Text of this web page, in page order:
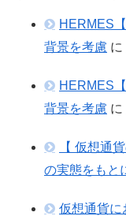
HERMES
背景を考慮 に
HERMES
背景を考慮 に
【 仮想通
の実態をもと
仮想通貨に